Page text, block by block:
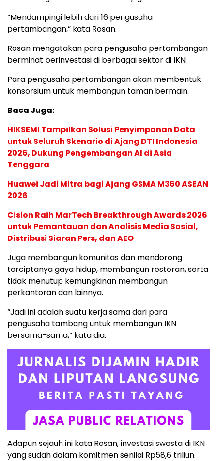
“Mendampingi lebih dari 16 pengusaha
pertambangan,” kata Rosan.
Rosan mengatakan para pengusaha pertambangan
berminat berinvestasi di berbagai sektor di IKN.
Para pengusaha pertambangan akan membentuk
konsorsium untuk membangun taman bermain.
Baca Juga:
HIKSEMI Tampilkan Solusi Penyimpanan Data
untuk Seluruh Skenario di Ajang DTI Indonesia
2026, Dukung Pengembangan AI di Asia
Tenggara
Huawei Jadi Mitra bagi Ajang GSMA M360 ASEAN
2026
Cision Raih MarTech Breakthrough Awards 2026
untuk Pemantauan dan Analisis Media Sosial,
Distribusi Siaran Pers, dan AEO
Juga membangun komunitas dan mendorong
terciptanya gaya hidup, membangun restoran, serta
tidak menutup kemungkinan membangun
perkantoran dan lainnya.
“Jadi ini adalah suatu kerja sama dari para
pengusaha tambang untuk membangun IKN
bersama-sama,” kata dia.
Adapun sejauh ini kata Rosan, investasi swasta di IKN
yang sudah dalam komitmen senilai Rp58,6 triliun.